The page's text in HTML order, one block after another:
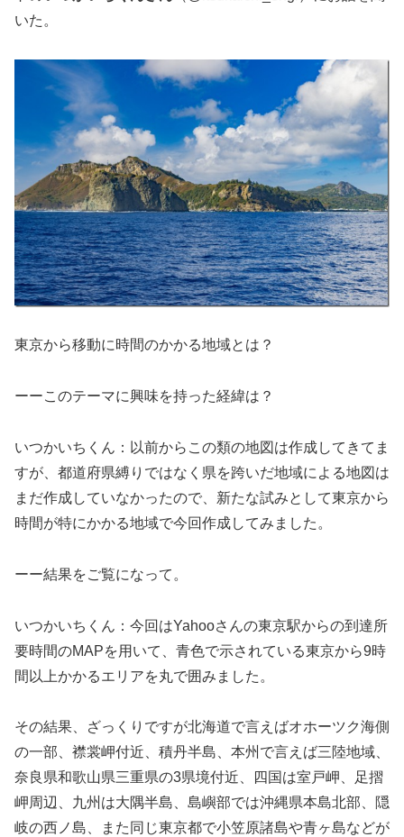
いた。
東京から移動に時間のかかる地域とは？
ーーこのテーマに興味を持った経緯は？
いつかいちくん：以前からこの類の地図は作成してきてま
すが、都道府県縛りではなく県を跨いだ地域による地図は
まだ作成していなかったので、新たな試みとして東京から
時間が特にかかる地域で今回作成してみました。
ーー結果をご覧になって。
いつかいちくん：今回はYahooさんの東京駅からの到達所
要時間のMAPを用いて、青色で示されている東京から9時
間以上かかるエリアを丸で囲みました。
その結果、ざっくりですが北海道で言えばオホーツク海側
の一部、襟裳岬付近、積丹半島、本州で言えば三陸地域、
奈良県和歌山県三重県の3県境付近、四国は室戸岬、足摺
岬周辺、九州は大隅半島、島嶼部では沖縄県本島北部、隠
岐の西ノ島、また同じ東京都で小笠原諸島や青ヶ島などが